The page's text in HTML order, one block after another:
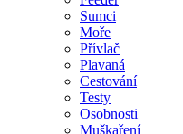
Sumci
Moře
Přívlač
Plavaná
Cestování
Testy
Osobnosti
Muškaření